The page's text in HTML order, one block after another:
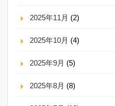
2025年11月 (2)
2025年10月 (4)
2025年9月 (5)
2025年8月 (8)